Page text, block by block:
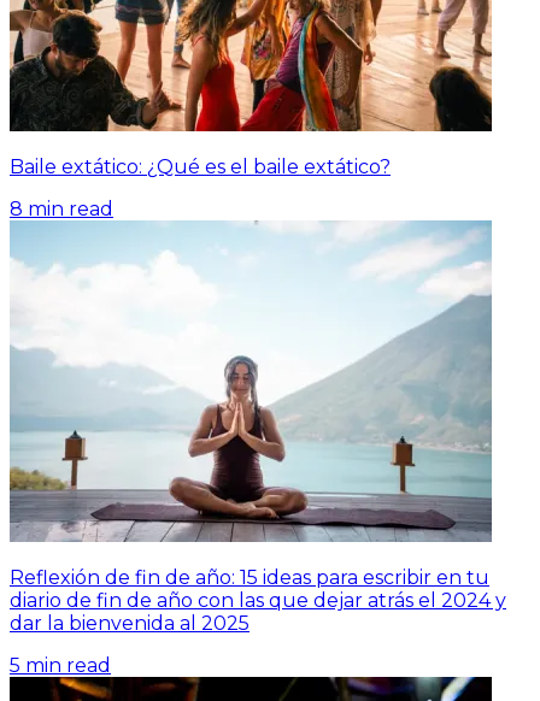
Baile extático: ¿Qué es el baile extático?
8 min read
Reflexión de fin de año: 15 ideas para escribir en tu
diario de fin de año con las que dejar atrás el 2024 y
dar la bienvenida al 2025
5 min read